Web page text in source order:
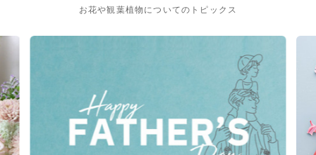
お花や観葉植物についてのトピックス